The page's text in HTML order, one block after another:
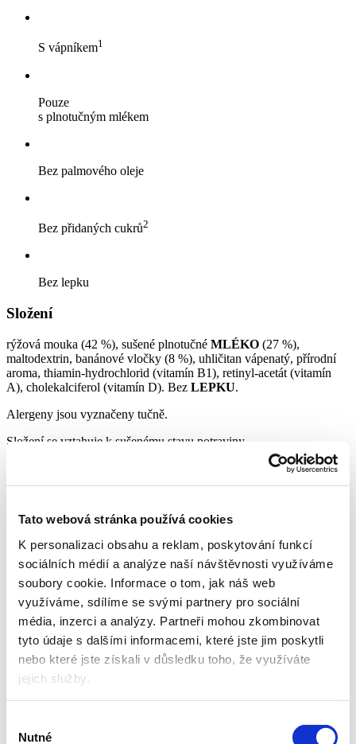
Tato webová stránka používá cookies
K personalizaci obsahu a reklam, poskytování funkcí
sociálních médií a analýze naší návštěvnosti využíváme
soubory cookie. Informace o tom, jak náš web
využíváme, sdílíme se svými partnery pro sociální
média, inzerci a analýzy. Partneři mohou zkombinovat
tyto údaje s dalšími informacemi, které jste jim poskytli
nebo které jste získali v důsledku toho, že využíváte
jejich služby.
souhlasu
Nutné
S vápníkem1
Pouze
s plnotučným mlékem
Bez palmového oleje
Bez přidaných cukrů2
Bez lepku
Složení
rýžová mouka (42 %), sušené plnotučné MLÉKO (27 %),
maltodextrin, banánové vločky (8 %), uhličitan vápenatý, přírodní
aroma, thiamin-hydrochlorid (vitamín B1), retinyl-acetát (vitamín
A), cholekalciferol (vitamín D). Bez LEPKU.
Alergeny jsou vyznačeny tučně.
Složení se vztahuje k sušenému stavu potraviny.
polévkových lžic) kaše a promíchejte. Hustotu kaše můžete
dle potřeby upravit přidáním vody či prášku. Před podáváním
zkontrolujte teplotu kaše. Nedojedenou kaši znovu nepodávejte.
Výživové údaje
na 100 g Na 1 porci3
Energetická
hodnota
kJ/kcal 1718 / 365
515 / 110
Tuky
z toho nasycené
Sacharidy